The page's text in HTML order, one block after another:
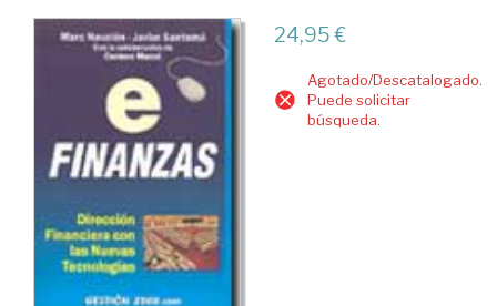
24,95 €
Agotado/Descatalogado.
Puede solicitar
búsqueda.